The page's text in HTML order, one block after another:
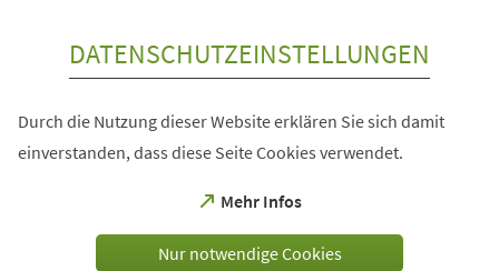
DATENSCHUTZEINSTELLUNGEN
Durch die Nutzung dieser Website erklären Sie sich damit
einverstanden, dass diese Seite Cookies verwendet.
Mehr Infos
(Öffnet
einem
Nur notwendige Cookies